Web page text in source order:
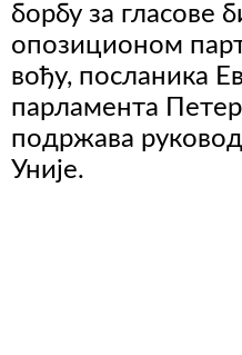
борбу за гласове
опозиционом
вођу, посланика
парламента
подржава
Уније.